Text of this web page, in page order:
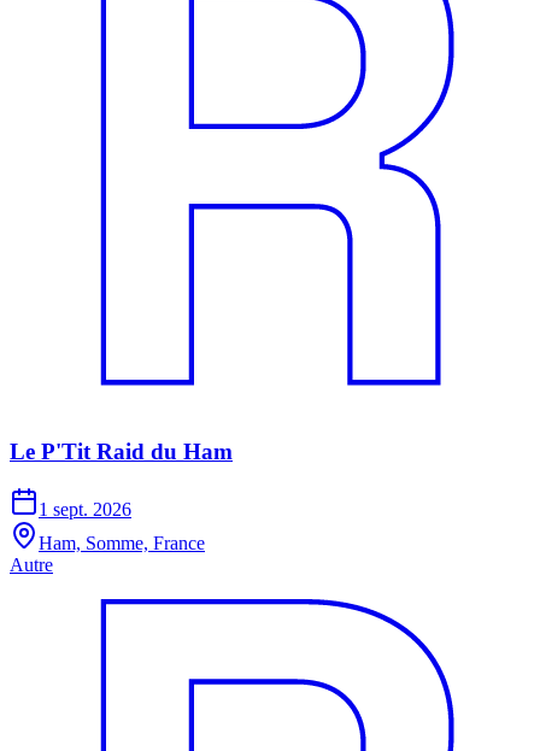
Le P'Tit Raid du Ham
1 sept. 2026
Ham, Somme, France
Autre